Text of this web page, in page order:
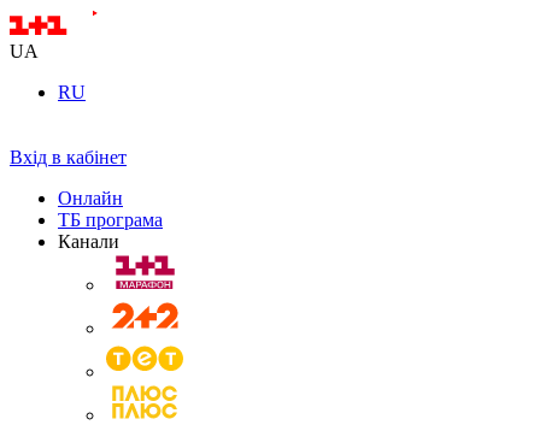
UA
RU
Вхід в кабінет
Онлайн
ТБ програма
Канали